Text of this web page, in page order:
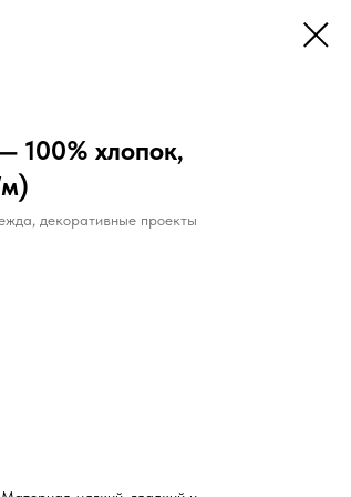
100% хлопок,
декоративные проекты